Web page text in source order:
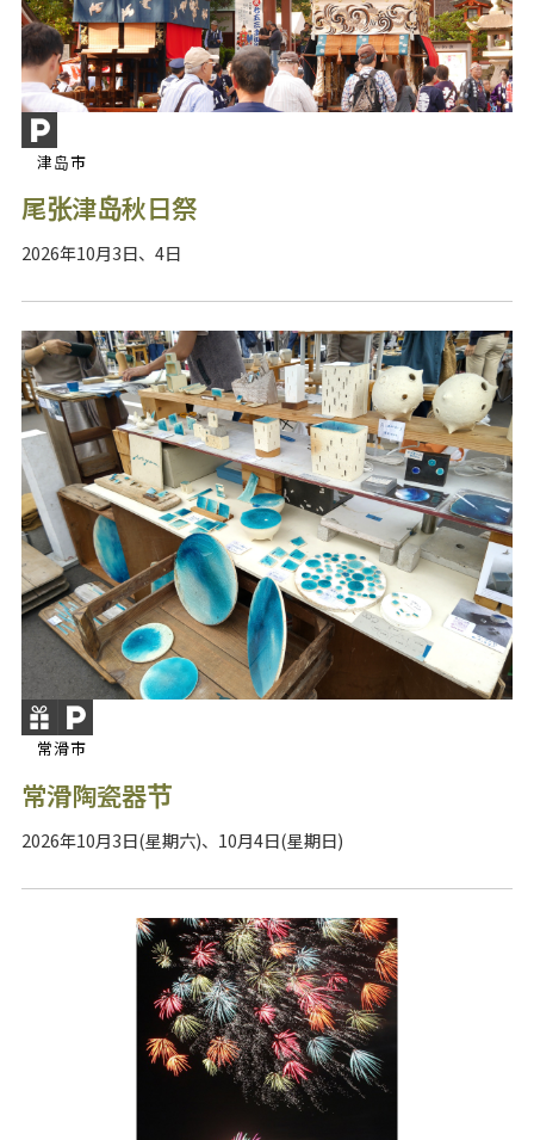
津岛市
尾张津岛秋日祭
2026年10月3日、4日
常滑市
常滑陶瓷器节
2026年10月3日(星期六)、10月4日(星期日)